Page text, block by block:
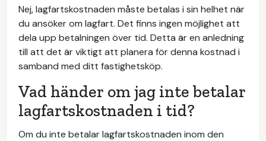
Nej, lagfartskostnaden måste betalas i sin helhet när
du ansöker om lagfart. Det finns ingen möjlighet att
dela upp betalningen över tid. Detta är en anledning
till att det är viktigt att planera för denna kostnad i
samband med ditt fastighetsköp.
Vad händer om jag inte betalar
lagfartskostnaden i tid?
Om du inte betalar lagfartskostnaden inom den